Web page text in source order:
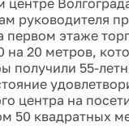
руководителя
этаже
20 метров,
получили 55-
центра на
50 квадратных